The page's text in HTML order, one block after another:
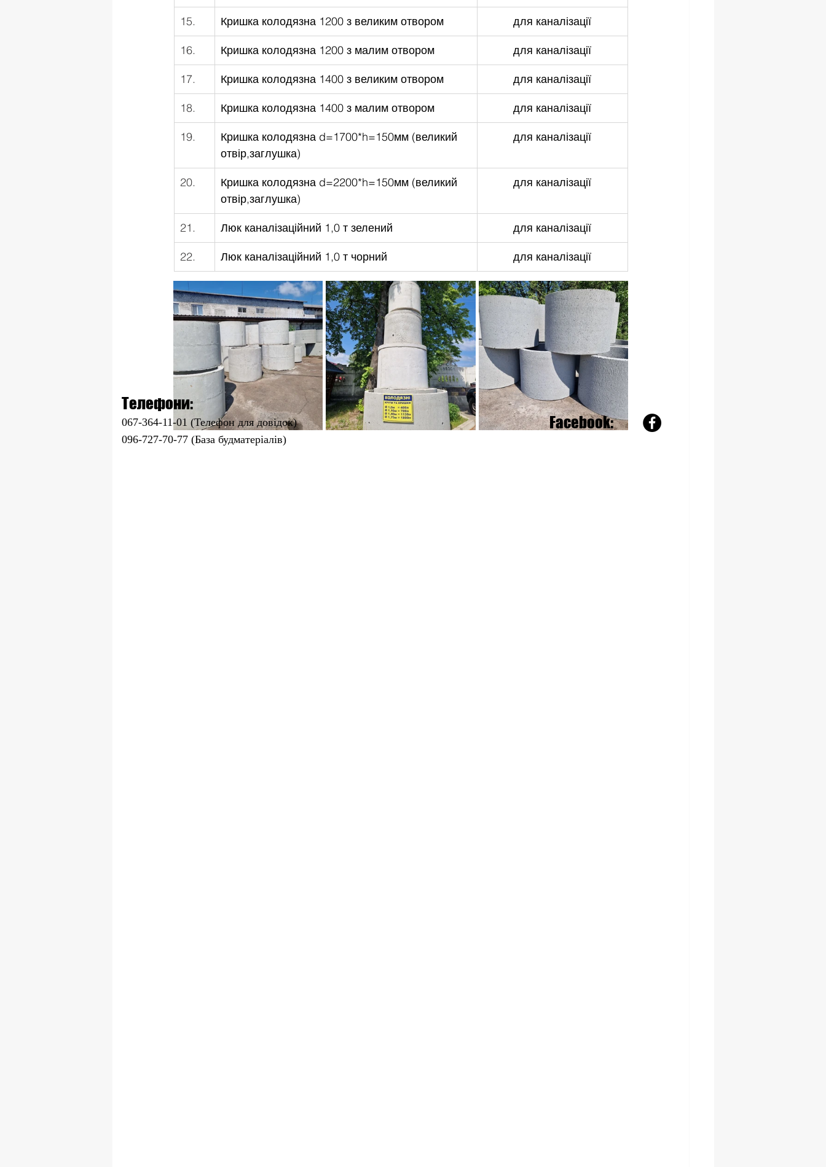
15. Кришка колодязна 1200 з великим отвором для каналізації
16. Кришка колодязна 1200 з малим отвором для каналізації
17. Кришка колодязна 1400 з великим отвором для каналізації
18. Кришка колодязна 1400 з малим отвором для каналізації
19.
Кришка колодязна d=1700*h=150мм (великий
отвір,заглушка)
для каналізації
20.
Кришка колодязна d=2200*h=150мм (великий
отвір,заглушка)
для каналізації
21. Люк каналізаційний 1,0 т зелений для каналізації
22. Люк каналізаційний 1,0 т чорний для каналізації
Телефони:
067-364-11-01 (Телефон для довідок)
096-727-70-77 (База будматеріалів)
Facebook: